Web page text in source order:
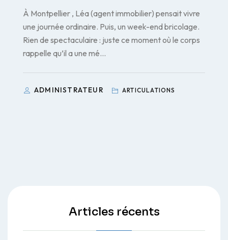
À Montpellier , Léa (agent immobilier) pensait vivre
une journée ordinaire. Puis, un week-end bricolage.
Rien de spectaculaire : juste ce moment où le corps
rappelle qu’il a une mé…
ADMINISTRATEUR ARTICULATIONS
Articles récents